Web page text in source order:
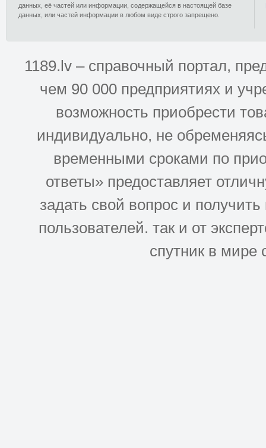
данных, её частей или информации, содержащейся в настоящей базе
данных, или частей информации в любом виде строго запрещено.
1189.lv – справочный портал,
чем 90 000 предприятиях и
возможность приобрести
индивидуально, не
временными сроками по
ответы» предоставляет
задать свой вопрос и
пользователей. так и от
спутник в